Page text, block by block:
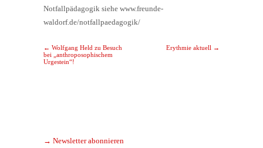
Notfallpädagogik siehe www.freunde-
waldorf.de/notfallpaedagogik/
Post navigation
← Wolfgang Held zu Besuch
bei „anthroposophischem
Urgestein“!
Erythmie aktuell →
→ Newsletter abonnieren